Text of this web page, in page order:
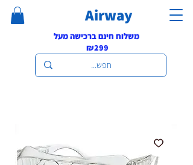
Airway
משלוח חינם ברכישה מעל
₪299